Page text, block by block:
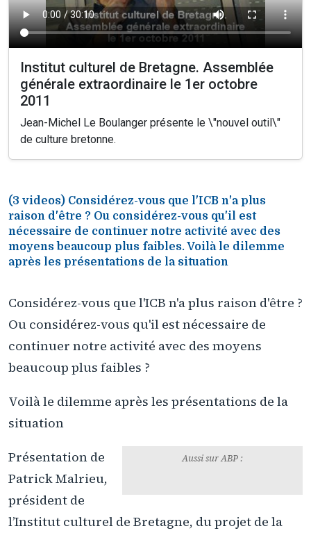
Institut culturel de Bretagne. Assemblée
générale extraordinaire le 1er octobre
2011
Jean-Michel Le Boulanger présente le \"nouvel outil\"
de culture bretonne.
(3 videos) Considérez-vous que l'ICB n'a plus
raison d'être ? Ou considérez-vous qu'il est
nécessaire de continuer notre activité avec des
moyens beaucoup plus faibles. Voilà le dilemme
après les présentations de la situation
Considérez-vous que l'ICB n'a plus raison d'être ?
Ou considérez-vous qu'il est nécessaire de
continuer notre activité avec des moyens
beaucoup plus faibles ?
Voilà le dilemme après les présentations de la
situation
Aussi sur ABP :
Culturel de Bretagne
Présentation de
Patrick Malrieu,
président de
l’Institut culturel de Bretagne, du projet de la